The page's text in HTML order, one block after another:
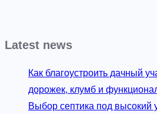
ф
е
с
Latest news
Как благоустроить дачный
дорожек, клумб и
Выбор септика под высокий